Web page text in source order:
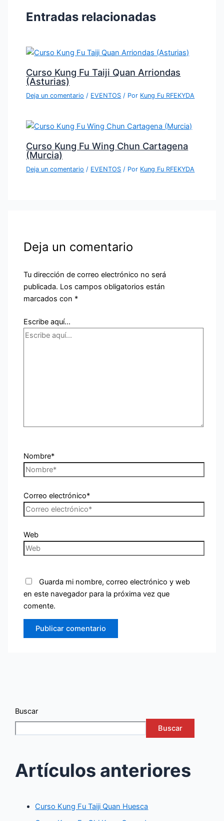
Entradas relacionadas
Curso Kung Fu Taiji Quan Arriondas
(Asturias)
Deja un comentario / EVENTOS / Por Kung Fu RFEKYDA
Curso Kung Fu Wing Chun Cartagena
(Murcia)
Deja un comentario / EVENTOS / Por Kung Fu RFEKYDA
Deja un comentario
Tu dirección de correo electrónico no será
publicada. Los campos obligatorios están
marcados con *
Escribe aquí...
Nombre*
Correo electrónico*
Web
Guarda mi nombre, correo electrónico y web
en este navegador para la próxima vez que
comente.
Buscar
Buscar
Artículos anteriores
Curso Kung Fu Taiji Quan Huesca